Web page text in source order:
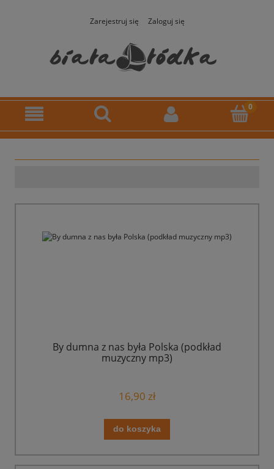
Zarejestruj się Zaloguj się
By dumna z nas była Polska (podkład
muzyczny mp3)
16,90 zł
do koszyka